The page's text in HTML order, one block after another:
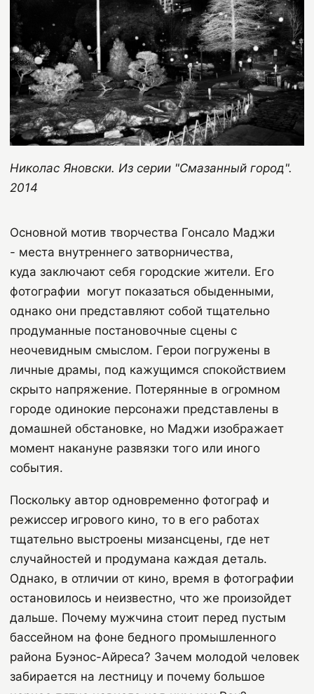
Николас Яновски. Из серии "Смазанный город".
2014
Основной мотив творчества Гонсало Маджи
- места внутреннего затворничества,
куда заключают себя городские жители. Его
фотографии могут показаться обыденными,
однако они представляют собой тщательно
продуманные постановочные сцены с
неочевидным смыслом. Герои погружены в
личные драмы, под кажущимся спокойствием
скрыто напряжение. Потерянные в огромном
городе одинокие персонажи представлены в
домашней обстановке, но Маджи изображает
момент накануне развязки того или иного
события.
Поскольку автор одновременно фотограф и
режиссер игрового кино, то в его работах
тщательно выстроены мизансцены, где нет
случайностей и продумана каждая деталь.
Однако, в отличии от кино, время в фотографии
остановилось и неизвестно, что же произойдет
дальше. Почему мужчина стоит перед пустым
бассейном на фоне бедного промышленного
района Буэнос-Айреса? Зачем молодой человек
забирается на лестницу и почему большое